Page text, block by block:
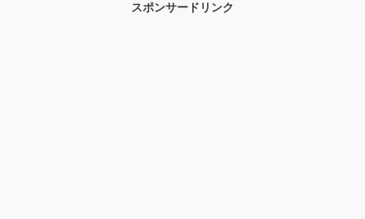
スポンサードリンク